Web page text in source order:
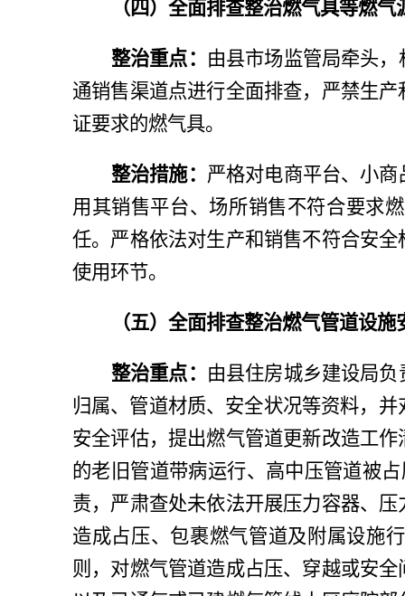
（四）全面排查整治燃气具等燃
整治重点： 由县市场监管局牵头
通销售渠道点进行全面排查，严禁生
证要求的燃气具。
整治措施： 严格对电商平台、小
用其销售平台、场所销售不符合要求
任。严格依法对生产和销售不符合安
使用环节。
（五）全面排查整治燃气管道设
整治重点： 由县住房城乡建设局
归属、管道材质、安全状况等资料，并
安全评估，提出燃气管道更新改造工
的老旧管道带病运行、高中压管道被
责，严肃查处未依法开展压力容器、
造成占压、包裹燃气管道及附属设施
则，对燃气管道造成占压、穿越或安